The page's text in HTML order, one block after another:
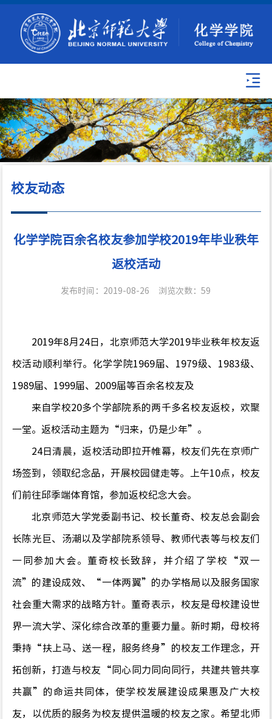
校友动态
化学学院百余名校友参加学校2019年毕业秩年
返校活动
发布时间：2019-08-26 浏览次数：59
2019年8月 24日，北京师范大学2019毕业秩年校友返
校活动顺利举行。化学学院1969届、 1979级、 1983级、
1989届、 1999届、 2009届等百余名校友及
来自学校20多个学部院系的两千多名校友返校，欢聚
一堂。返校活动主题为 “归来，仍是少年” 。
24日清晨，返校活动即拉开帷幕，校友们 先在京师广
场签到，领取纪念品，开展校园健走等。上午10点，校友
们前往邱季端体育馆，参加返校纪念大会。
北京师范大学党委副书记、校长董奇、校友总会副会
长陈光巨、汤潮以及学部院系领导、教师代表等与校友们
一同参加大会。董奇校长致辞， 并介绍了学校 “双一
流” 的建设成效、 “一体两翼” 的办学格局以及服务国家
社会重大需求的战略方针。董奇表示，校友是母校建设世
界一流大学、深化综合改革的重要力量。新时期，母校将
秉持 “扶上马、送一程，服务终身” 的校友工作理念，开
拓创新，打造与校友 “ 同心同力同向同行，共建共管共享
共赢” 的命运共同体，使学校发展建设成果惠及广大校
友，以优质的服务为校友提供温暖的校友之家。希望北师